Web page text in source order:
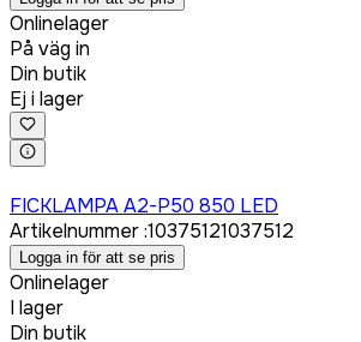
Onlinelager
På väg in
Din butik
Ej i lager
FICKLAMPA A2-P50 850 LED
Artikelnummer:10375121037512
Logga in för att se pris
Onlinelager
I lager
Din butik